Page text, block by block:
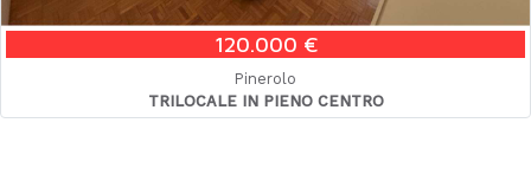
120.000 €
Pinerolo
TRILOCALE IN PIENO CENTRO